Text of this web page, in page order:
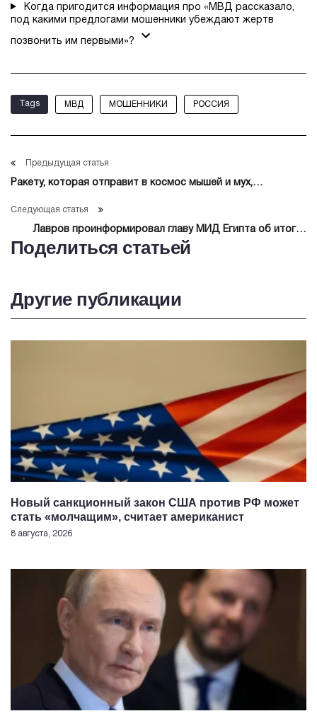
Когда пригодится информация про «МВД рассказало,
под какими предлогами мошенники убеждают жертв
позвонить им первыми»?
Tags МВД МОШЕННИКИ РОССИЯ
Предыдущая статья
Ракету, которая отправит в космос мышей и мух,
Следующая статья
Лавров проинформировал главу МИД Египта об итогах
Поделиться статьей
Другие публикации
Новый санкционный закон США против РФ может
стать «молчащим», считает американист
8 августа, 2026